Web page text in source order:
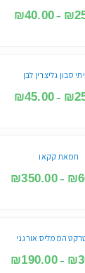
₪
–
₪40.00
סבון גליצרין לבן
₪
–
₪45.00
חמאת קקאו
₪
–
₪350.00
הממליס אורגני
₪
–
₪190.00